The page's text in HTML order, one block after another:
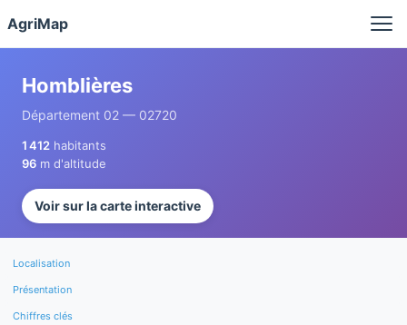
AgriMap
Homblières
Département 02 — 02720
1 412 habitants
96 m d'altitude
Voir sur la carte interactive
Localisation
Présentation
Chiffres clés